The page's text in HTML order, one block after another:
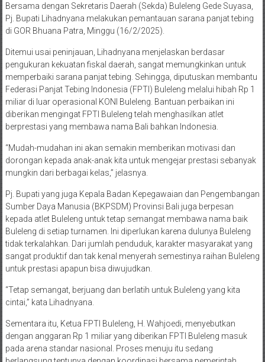
Bersama dengan Sekretaris Daerah (Sekda) Buleleng Gede Suyasa,
Pj. Bupati Lihadnyana melakukan pemantauan sarana panjat tebing
di GOR Bhuana Patra, Minggu (16/2/2025).
Ditemui usai peninjauan, Lihadnyana menjelaskan berdasar
pengukuran kekuatan fiskal daerah, sangat memungkinkan untuk
memperbaiki sarana panjat tebing. Sehingga, diputuskan membantu
Federasi Panjat Tebing Indonesia (FPTI) Buleleng melalui hibah Rp 1
miliar di luar operasional KONI Buleleng. Bantuan perbaikan ini
diberikan mengingat FPTI Buleleng telah menghasilkan atlet
berprestasi yang membawa nama Bali bahkan Indonesia.
“Mudah-mudahan ini akan semakin memberikan motivasi dan
dorongan kepada anak-anak kita untuk mengejar prestasi sebanyak
mungkin dari berbagai kelas,” jelasnya.
Pj. Bupati yang juga Kepala Badan Kepegawaian dan Pengembangan
Sumber Daya Manusia (BKPSDM) Provinsi Bali juga berpesan
kepada atlet Buleleng untuk tetap semangat membawa nama baik
Buleleng di setiap turnamen. Ini diperlukan karena dulunya Buleleng
tidak terkalahkan. Dari jumlah penduduk, karakter masyarakat yang
sangat produktif dan tak kenal menyerah semestinya raihan Buleleng
untuk prestasi apapun bisa diwujudkan.
“Tetap semangat, berjuang dan berlatih untuk Buleleng yang kita
cintai,” kata Lihadnyana.
Sementara itu, Ketua FPTI Buleleng, H. Wahjoedi, menyebutkan
dengan anggaran Rp 1 miliar yang diberikan FPTI Buleleng masuk
pada arena standar nasional. Proses menuju itu sedang